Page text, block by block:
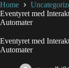
Home
Eventyret med
Automater
Eventyret med
Automater